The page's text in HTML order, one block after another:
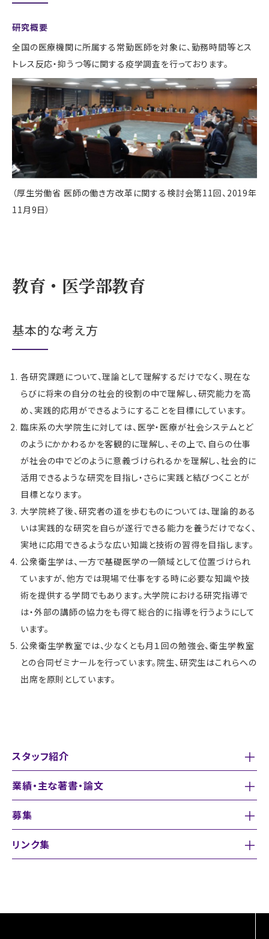
研究概要
全国の医療機関に所属する常勤医師を対象に、勤務時間等とス
トレス反応・抑うつ等に関する疫学調査を行っております。
（厚生労働省 医師の働き方改革に関する検討会第11回、2019年
11月9日）
教育・医学部教育
基本的な考え方
各研究課題について、理論として理解するだけでなく、現在な
らびに将来の自分の社会的役割の中で理解し、研究能力を高
め、実践的応用ができるようにすることを目標にしています。
臨床系の大学院生に対しては、医学・医療が社会システムとど
のようにかかわるかを客観的に理解し、その上で、自らの仕事
が社会の中でどのように意義づけられるかを理解し、社会的に
活用できるような研究を目指し・さらに実践と結びつくことが
目標となります。
大学院終了後、研究者の道を歩むものについては、理論的ある
いは実践的な研究を自らが遂行できる能力を養うだけでなく、
実地に応用できるような広い知識と技術の習得を目指します。
公衆衛生学は、一方で基礎医学の一領域として位置づけられ
ていますが、他方では現場で仕事をする時に必要な知識や技
術を提供する学問でもあります。大学院における研究指導で
は・外部の講師の協力をも得て総合的に指導を行うようにして
います。
公衆衛生学教室では、少なくとも月１回の勉強会、衛生学教室
との合同ゼミナールを行っています。院生、研究生はこれらへの
出席を原則としています。
スタッフ紹介
業績・主な著書・論文
募集
リンク集